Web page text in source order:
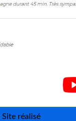
Site réalisé